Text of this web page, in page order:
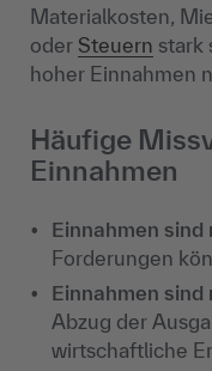
Materialkosten,
oder Steuern stark
hoher Einnahmen
Häufige
Einnahmen
Einnahmen
Forderungen
Einnahmen
Abzug der
wirtschaftliche